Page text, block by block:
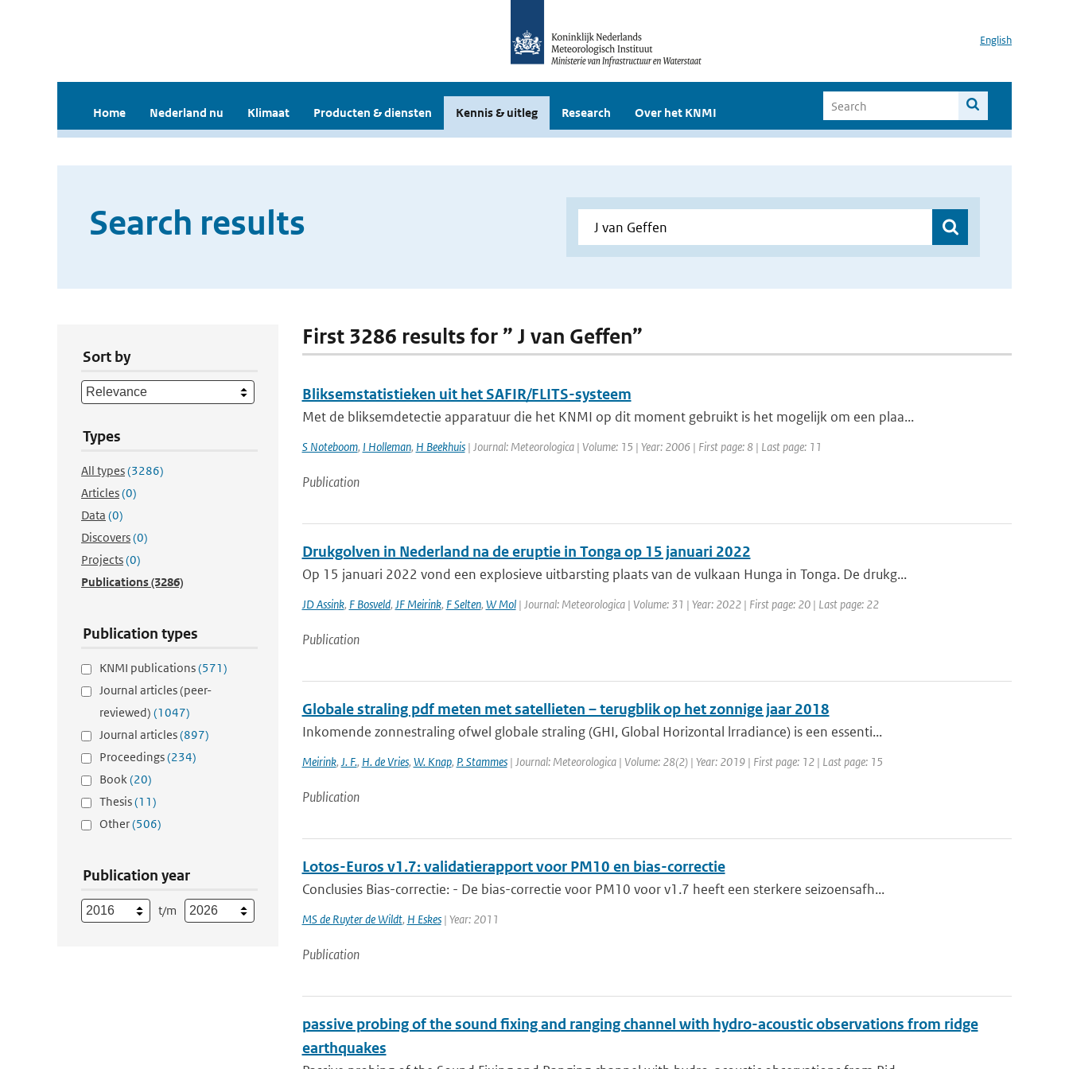
English
Home Nederland nu Klimaat Producten & diensten Kennis & uitleg Research Over het KNMI
Search results
Sort by
Types
All types(3286)
Articles(0)
Data (0)
Discovers(0)
Projects(0)
Publications(3286)
Publication types
KNMI publications(571)
Journal articles (peer-
reviewed) (1047)
Journal articles(897)
Proceedings(234)
Book(20)
Thesis(11)
Other(506)
Publication year
t/m
First 3286 results for ” J van Geffen”
Bliksemstatistieken uit het SAFIR/FLITS-systeem
Met de bliksemdetectie apparatuur die het KNMI op dit moment gebruikt is het mogelijk om een plaa...
S Noteboom, I Holleman, H Beekhuis| Journal: Meteorologica | Volume: 15 | Year: 2006 | First page: 8 | Last page: 11
Publication
Drukgolven in Nederland na de eruptie in Tonga op 15 januari 2022
Op 15 januari 2022 vond een explosieve uitbarsting plaats van de vulkaan Hunga in Tonga. De drukg...
JD Assink, F Bosveld, JF Meirink, F Selten, W Mol| Journal: Meteorologica | Volume: 31 | Year: 2022 | First page: 20 | Last page: 22
Publication
Globale straling pdf meten met satellieten – terugblik op het zonnige jaar 2018
Inkomende zonnestraling ofwel globale straling (GHI, Global Horizontal lrradiance) is een essenti...
Meirink, J. F., H. de Vries, W. Knap, P. Stammes| Journal: Meteorologica | Volume: 28(2) | Year: 2019 | First page: 12 | Last page: 15
Publication
Lotos-Euros v1.7: validatierapport voor PM10 en bias-correctie
Conclusies Bias-correctie: - De bias-correctie voor PM10 voor v1.7 heeft een sterkere seizoensafh...
MS de Ruyter de Wildt, H Eskes| Year: 2011
Publication
passive probing of the sound fixing and ranging channel with hydro-acoustic observations from ridge
earthquakes